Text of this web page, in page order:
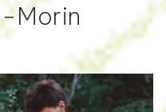
Morin